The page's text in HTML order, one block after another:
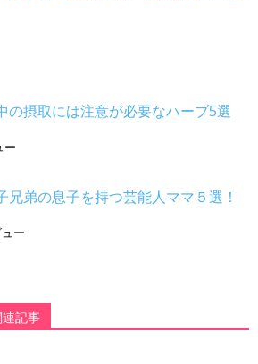
の摂取には注意が必要なハーブ5選
ー
兄弟の息子を持つ芸能人ママ５選！
ー
記事